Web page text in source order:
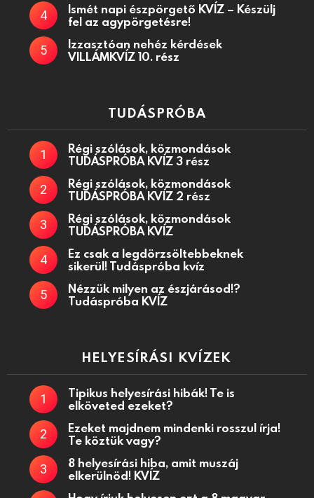
Ismét napi észpörgető KVÍZ – Készülj
fel az agypörgetésre!
Izzasztóan nehéz kérdések
VILLÁMKVÍZ 10. rész
TUDÁSPRÓBA
Régi szólások, közmondások
TUDÁSPRÓBA KVÍZ 3 rész
Régi szólások, közmondások
TUDÁSPRÓBA KVÍZ 2 rész
Régi szólások, közmondások
TUDÁSPRÓBA KVÍZ
Ez csak a legdörzsöltebbeknek
sikerül! Tudáspróba kvíz
Nézzük milyen az észjárásod!?
Tudáspróba KVÍZ
HELYESÍRÁSI KVÍZEK
Tipikus helyesírási hibák! Te is
elköveted ezeket?
Ezeket majdnem mindenki rosszul írja!
Te köztük vagy?
8 helyesírási hiba, amit muszáj
elkerülnöd! KVÍZ